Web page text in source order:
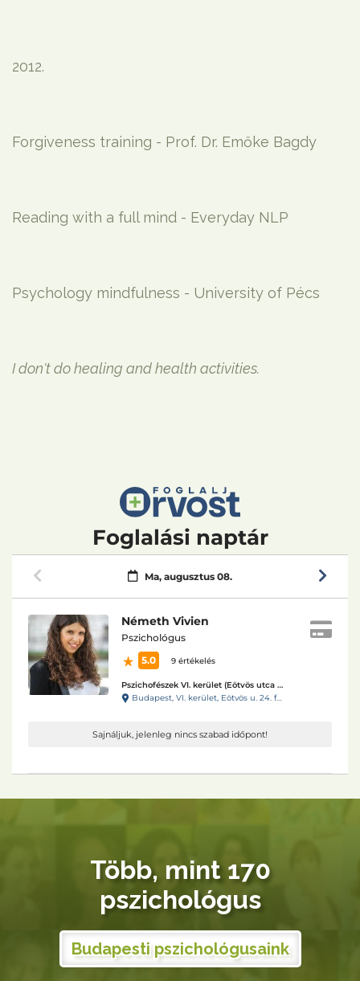
2012.
Forgiveness training - Prof. Dr. Emőke Bagdy
Reading with a full mind - Everyday NLP
Psychology mindfulness - University of Pécs
I don't do healing and health activities.
Több, mint 170
pszichológus
Budapesti pszichológusaink